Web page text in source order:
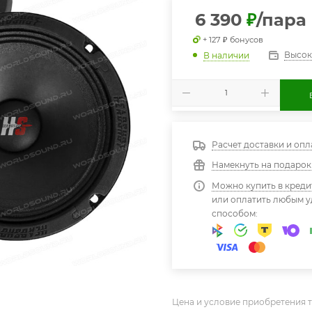
6 390 ₽/пара
+ 127 ₽ бонусов
В наличии
Расчет доставки и
Намекнуть на подарок
Можно купить в
или оплатить любым
способом:
Цена и условие приобретения